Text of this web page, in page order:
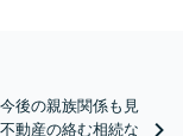
後の親族関係も見
動産の絡む相続な